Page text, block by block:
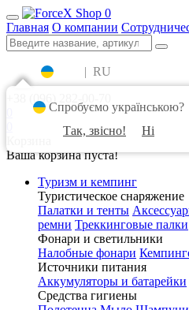
0
Главная О компании
| RU
+38 (096) 282-00-70
Ваша корзина пуста!
Туризм и кемпинг
Туристическое снаряжение
Палатки и тенты
ремни Треккинговые палки
Фонари и светильники
Налобные фонари
Источники питания
Аккумуляторы и батарейки
Средства гигиены
Спробуємо українською?
Так, звісно!
Ні